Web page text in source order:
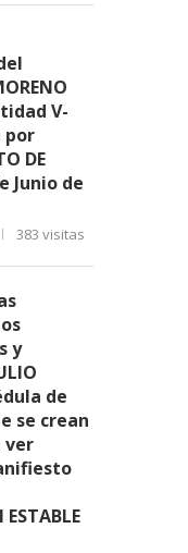
V-
por
DE
Junio de
383 visitas
y
de
se crean
ver